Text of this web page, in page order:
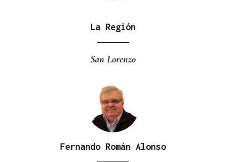
La Región
San Lorenzo
Fernando Román Alonso